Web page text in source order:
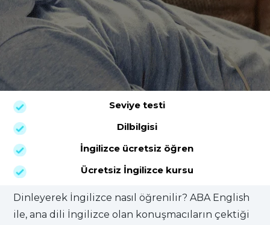
Seviye testi
Dilbilgisi
İngilizce ücretsiz öğren
Ücretsiz İngilizce kursu
Dinleyerek İngilizce nasıl öğrenilir? ABA English
ile, ana dili İngilizce olan konuşmacıların çektiği